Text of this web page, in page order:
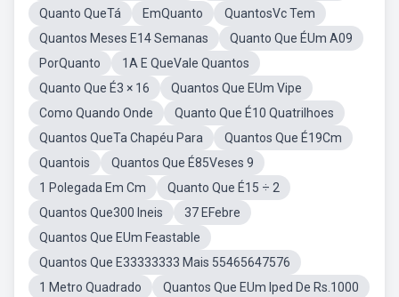
Quanto QueTá
EmQuanto
QuantosVc Tem
Quantos Meses E14 Semanas
Quanto Que ÉUm A09
PorQuanto
1A E QueVale Quantos
Quanto Que É3 × 16
Quantos Que EUm Vipe
Como Quando Onde
Quanto Que É10 Quatrilhoes
Quantos QueTa Chapéu Para
Quantos Que É19Cm
Quantois
Quantos Que É85Veses 9
1 Polegada Em Cm
Quanto Que É15 ÷ 2
Quantos Que300 Ineis
37 EFebre
Quantos Que EUm Feastable
Quantos Que E33333333 Mais 55465647576
1 Metro Quadrado
Quantos Que EUm Iped De Rs.1000